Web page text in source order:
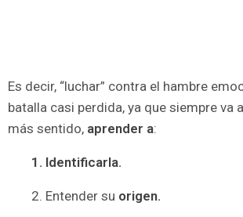
Es decir, “luchar” contra el hambre
batalla casi perdida, ya que siempre va
más sentido, aprender a:
1. Identificarla.
2. Entender su origen.